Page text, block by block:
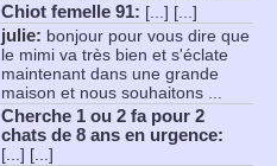
Chiot femelle 91: [...] [...]
julie: bonjour pour vous dire que
le mimi va très bien et s'éclate
maintenant dans une grande
maison et nous souhaitons ...
Cherche 1 ou 2 fa pour 2
chats de 8 ans en urgence:
[...] [...]